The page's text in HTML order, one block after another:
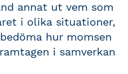
annat ut vem som
i olika situationer,
hur momsen
i samverkan